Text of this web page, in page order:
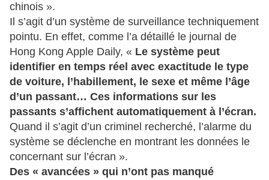
chinois ».
Il s’agit d’un système de surveillance techniquement
pointu. En effet, comme l’a détaillé le journal de
Hong Kong Apple Daily, « Le système peut
identifier en temps réel avec exactitude le type
de voiture, l’habillement, le sexe et même l’âge
d’un passant… Ces informations sur les
passants s’affichent automatiquement à l’écran.
Quand il s’agit d’un criminel recherché, l’alarme du
système se déclenche en montrant les données le
concernant sur l’écran ».
Des « avancées » qui n’ont pas manqué